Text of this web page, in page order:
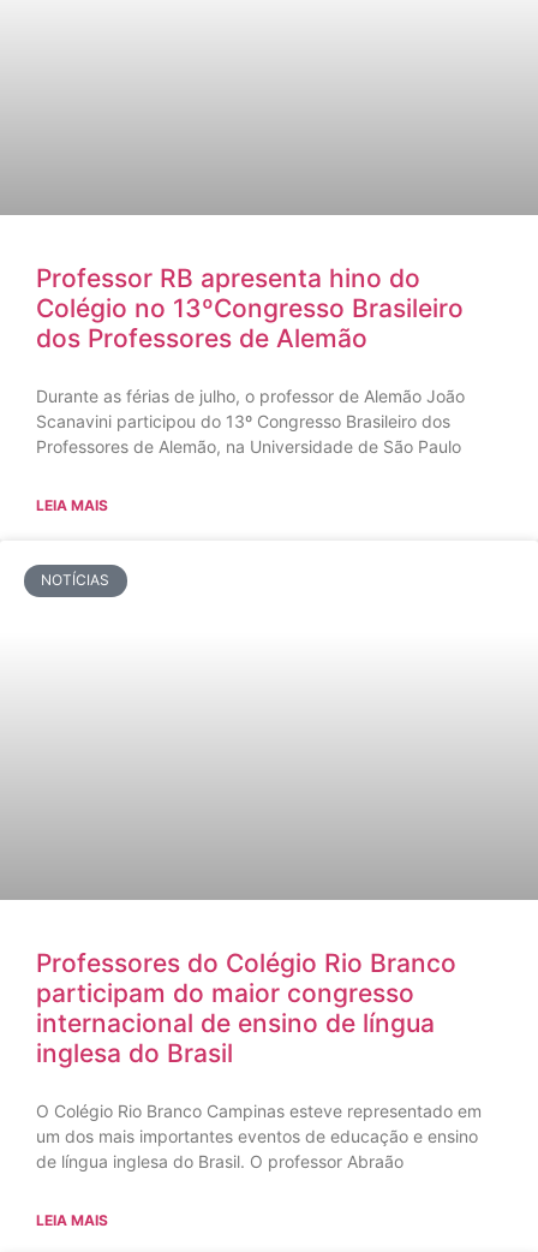
Professor RB apresenta hino do
Colégio no 13ºCongresso Brasileiro
dos Professores de Alemão
Durante as férias de julho, o professor de Alemão João
Scanavini participou do 13º Congresso Brasileiro dos
Professores de Alemão, na Universidade de São Paulo
LEIA MAIS
NOTÍCIAS
Professores do Colégio Rio Branco
participam do maior congresso
internacional de ensino de língua
inglesa do Brasil
O Colégio Rio Branco Campinas esteve representado em
um dos mais importantes eventos de educação e ensino
de língua inglesa do Brasil. O professor Abraão
LEIA MAIS